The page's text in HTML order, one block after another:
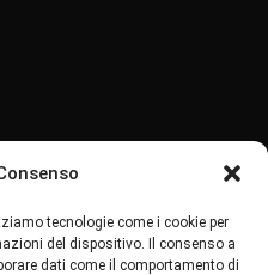
tecnologie come i cookie per
del dispositivo. Il consenso a
dati come il comportamento di